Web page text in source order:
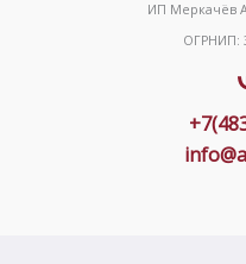
ИП Меркачёв
ОГРНИП: